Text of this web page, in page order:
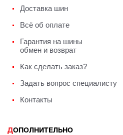
Доставка шин
Всё об оплате
Гарантия на шины
обмен и возврат
Как сделать заказ?
Задать вопрос специалисту
Контакты
ДОПОЛНИТЕЛЬНО